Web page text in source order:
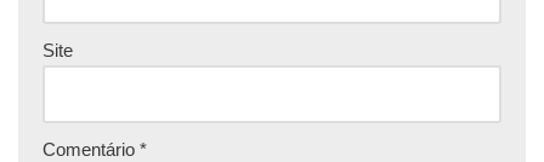
Site
Comentário *